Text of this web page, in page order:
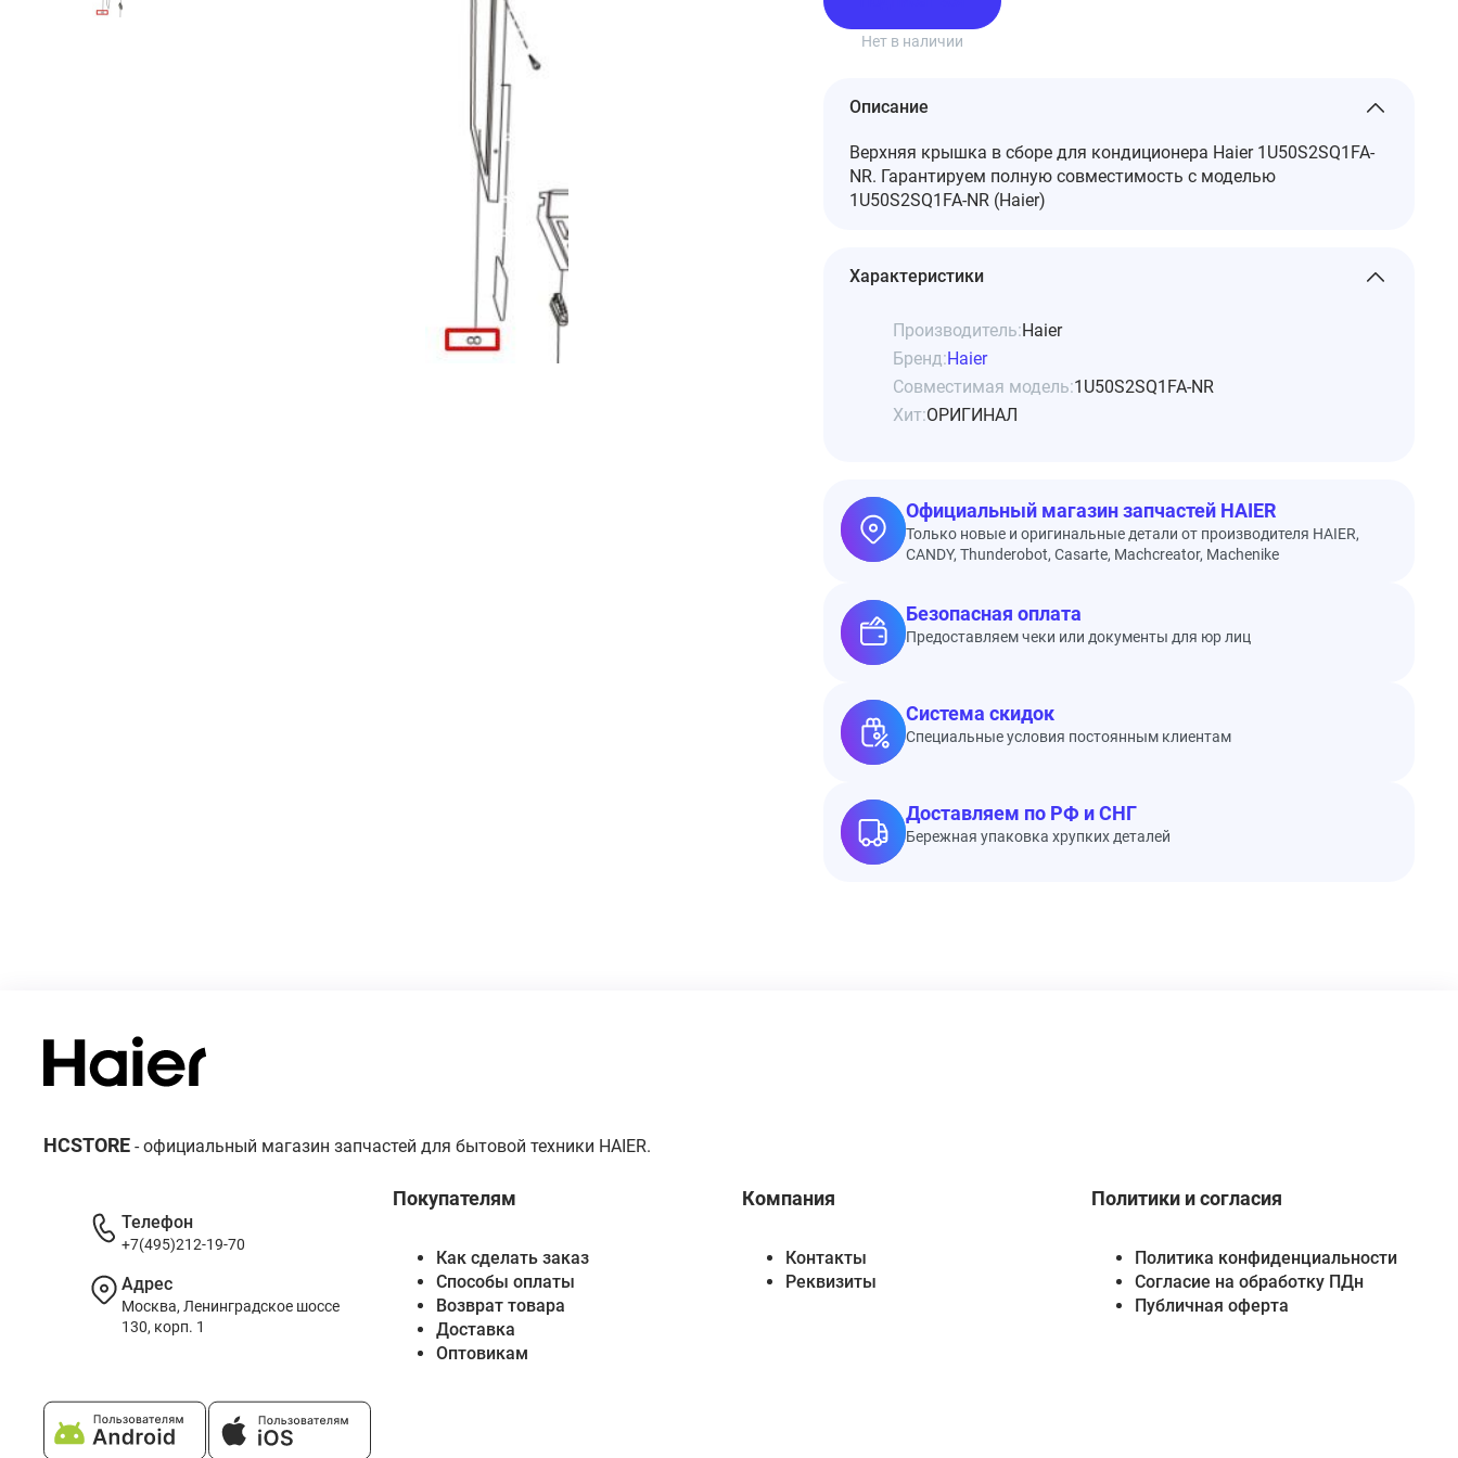
Нет в наличии
Описание
Верхняя крышка в сборе для кондиционера Haier 1U50S2SQ1FA-
NR. Гарантируем полную совместимость с моделью
1U50S2SQ1FA-NR (Haier)
Характеристики
Производитель:Haier
Бренд:Haier
Совместимая модель:1U50S2SQ1FA-NR
Хит:ОРИГИНАЛ
Официальный магазин запчастей HAIER
Только новые и оригинальные детали от производителя HAIER,
CANDY, Thunderobot, Casarte, Machcreator, Machenike
Безопасная оплата
Предоставляем чеки или документы для юр лиц
Система скидок
Специальные условия постоянным клиентам
Доставляем по РФ и СНГ
Бережная упаковка хрупких деталей
HCSTORE - официальный магазин запчастей для бытовой техники HAIER.
Покупателям
Как сделать заказ
Способы оплаты
Возврат товара
Доставка
Оптовикам
Компания
Контакты
Реквизиты
Политики и согласия
Политика конфиденциальности
Согласие на обработку ПДн
Публичная оферта
Телефон
+7(495)212-19-70
Адрес
Москва, Ленинградское шоссе
130, корп. 1